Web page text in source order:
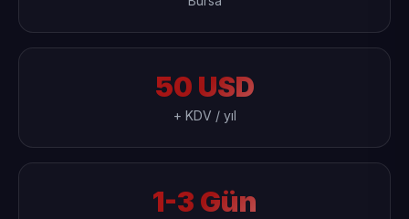
50 USD
+ KDV / yıl
1-3 Gün